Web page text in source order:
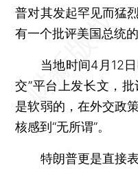
普对其发起罕见而猛
有一个批评美国总统的
当地时间4月12日
交”平台上发长文，
是软弱的，在外交政
核感到“无所谓”。
特朗普更是直接表